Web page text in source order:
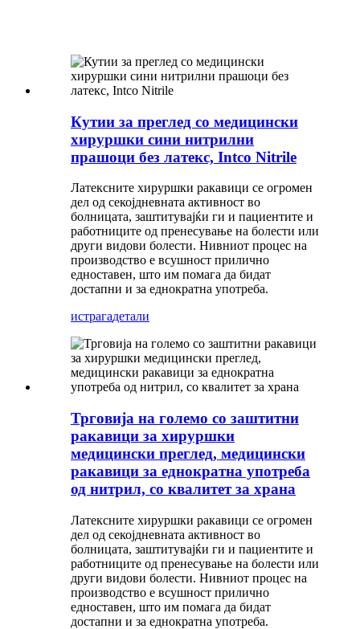
Кутии за преглед со медицински
хируршки сини нитрилни
прашоци без латекс, Intco Nitrile
Латексните хируршки ракавици се огромен
дел од секојдневната активност во
болницата, заштитувајќи ги и пациентите и
работниците од пренесување на болести или
други видови болести. Нивниот процес на
производство е всушност прилично
едноставен, што им помага да бидат
достапни и за еднократна употреба.
истрагадетали
Трговија на големо со заштитни
ракавици за хируршки
медицински преглед, медицински
ракавици за еднократна употреба
од нитрил, со квалитет за храна
Латексните хируршки ракавици се огромен
дел од секојдневната активност во
болницата, заштитувајќи ги и пациентите и
работниците од пренесување на болести или
други видови болести. Нивниот процес на
производство е всушност прилично
едноставен, што им помага да бидат
достапни и за еднократна употреба.